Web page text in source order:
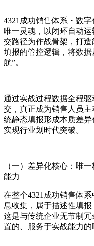
4321成功销售体系・数
唯一灵魂，以闭环自动
交路径为作战骨架，打
填报的管控逻辑，将数据
航”。
通过实战过程数据全程
交，真正成为销售人员
统静态填报形成本质差异
实现行业划时代突破。
（一）差异化核心：唯
能力
在整个4321成功销售体
息收集，属于描述性填
这是与传统企业无节制
置的、服务于实战能力的